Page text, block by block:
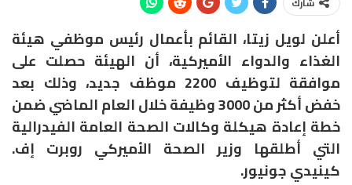
أعلن لويل زيتا، القائم بأعمال رئيس موظفي هيئة
الغذاء والدواء الأميركية، أن الهيئة حصلت على
موافقة لتوظيف 2200 موظف جديد، وذلك بعد
خفض أكثر من 3000 وظيفة خلال العام الماضي ضمن
خطة إعادة هيكلة وكالات الصحة العامة الفيدرالية
التي أطلقها وزير الصحة الأميركي روبرت إف.
كينيدي جونيور.